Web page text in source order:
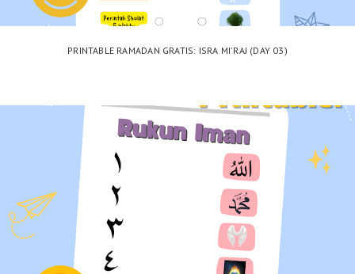
PRINTABLE RAMADAN GRATIS: ISRA MI'RAJ (DAY 03)